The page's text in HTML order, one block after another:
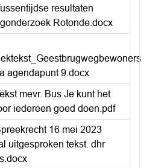
resultaten
Rotonde.docx
agendapunt 9.docx
mevr. Bus Je kunt het
iedereen goed doen.pdf
16 mei 2023
uitgesproken tekst. dhr